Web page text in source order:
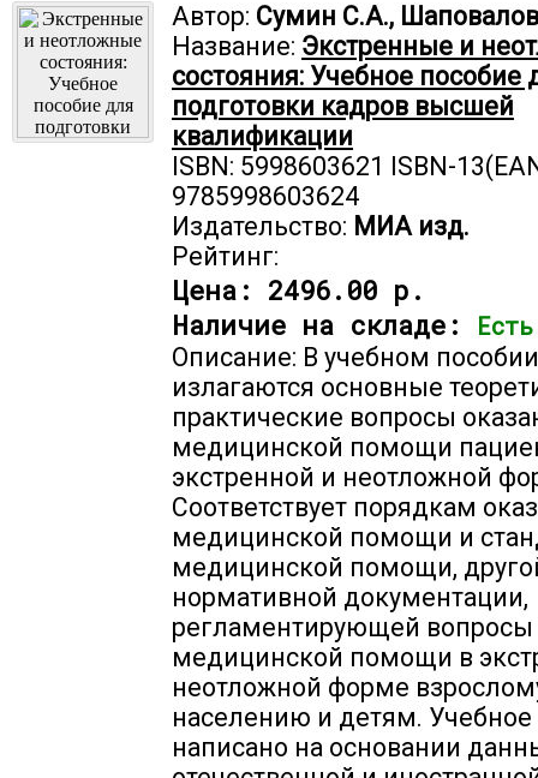
Автор: Сумин С.А.,
Название: Экстренные и
состояния: Учебное пособие
подготовки кадров высшей
квалификации
ISBN: 5998603621 ISBN-
9785998603624
Издательство: МИА изд.
Рейтинг:
Цена: 2496.00 р.
Наличие на складе:
Есть
Описание: В учебном пособии
излагаются основные
практические вопросы
медицинской помощи
экстренной и неотложной
Соответствует порядкам
медицинской помощи и
медицинской помощи,
нормативной документации,
регламентирующей вопросы
медицинской помощи в
неотложной форме
населению и детям. Учебное
написано на основании